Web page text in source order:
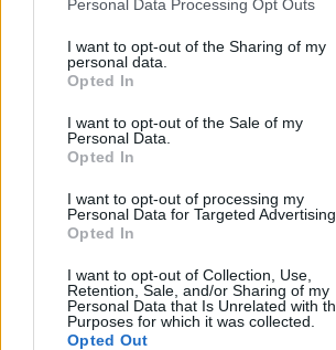
Personal Data Processing Opt Outs
I want to opt-out of the Sharing of my
personal data.
Opted In
I want to opt-out of the Sale of my
Personal Data.
Opted In
I want to opt-out of processing my
Personal Data for Targeted Advertising.
Opted In
I want to opt-out of Collection, Use,
Retention, Sale, and/or Sharing of my
Personal Data that Is Unrelated with
Purposes for which it was collected.
Opted Out
Visualizza tutti i
provincia di
Argelato (455)
Baricella (67)